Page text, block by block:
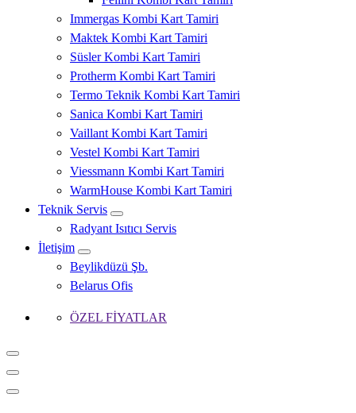
Immergas Kombi Kart Tamiri
Maktek Kombi Kart Tamiri
Süsler Kombi Kart Tamiri
Protherm Kombi Kart Tamiri
Termo Teknik Kombi Kart Tamiri
Sanica Kombi Kart Tamiri
Vaillant Kombi Kart Tamiri
Vestel Kombi Kart Tamiri
Viessmann Kombi Kart Tamiri
WarmHouse Kombi Kart Tamiri
Teknik Servis
Radyant Isıtıcı Servis
İletişim
Beylikdüzü Şb.
Belarus Ofis
ÖZEL FİYATLAR